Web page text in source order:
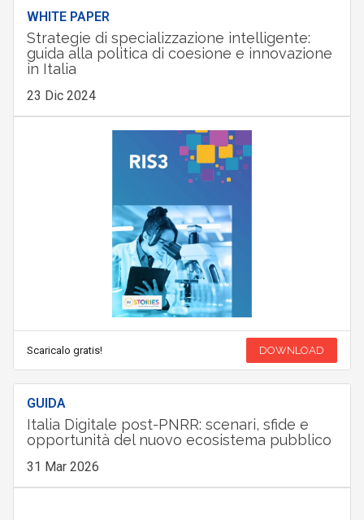
WHITE PAPER
Strategie di specializzazione intelligente:
guida alla politica di coesione e innovazione
in Italia
23 Dic 2024
Scaricalo gratis! DOWNLOAD
GUIDA
Italia Digitale post-PNRR: scenari, sfide e
opportunità del nuovo ecosistema pubblico
31 Mar 2026